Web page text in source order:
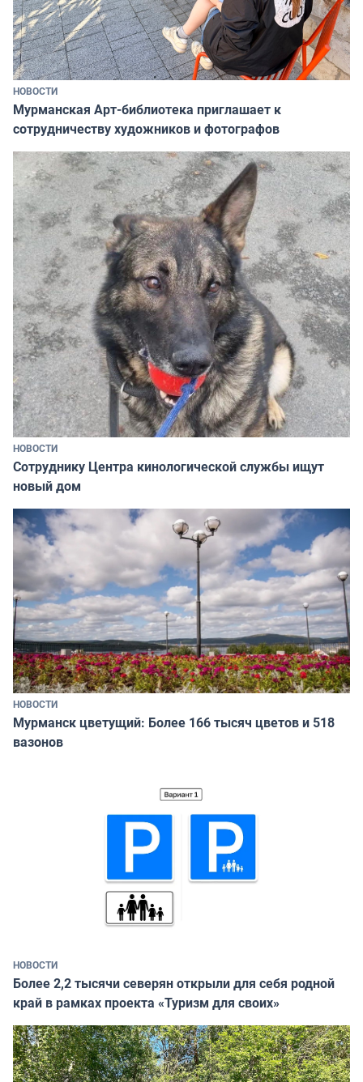
НОВОСТИ
Мурманская Арт-библиотека приглашает к
сотрудничеству художников и фотографов
НОВОСТИ
Сотруднику Центра кинологической службы ищут
новый дом
НОВОСТИ
Мурманск цветущий: Более 166 тысяч цветов и 518
вазонов
НОВОСТИ
Более 2,2 тысячи северян открыли для себя родной
край в рамках проекта «Туризм для своих»